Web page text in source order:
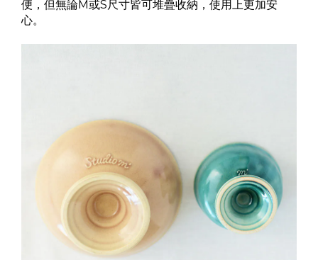
便，但無論M或S尺寸皆可堆疊收納，使用上更加安
心。